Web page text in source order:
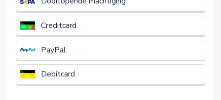
Creditcard
PayPal
Debitcard